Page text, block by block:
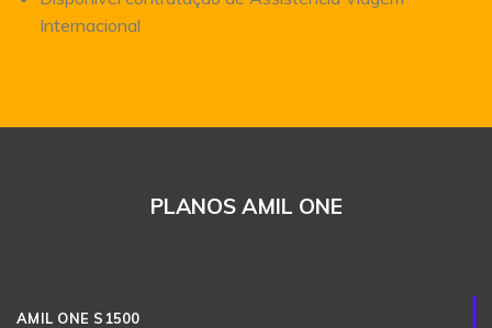
Internacional
PLANOS AMIL ONE
AMIL ONE S1500